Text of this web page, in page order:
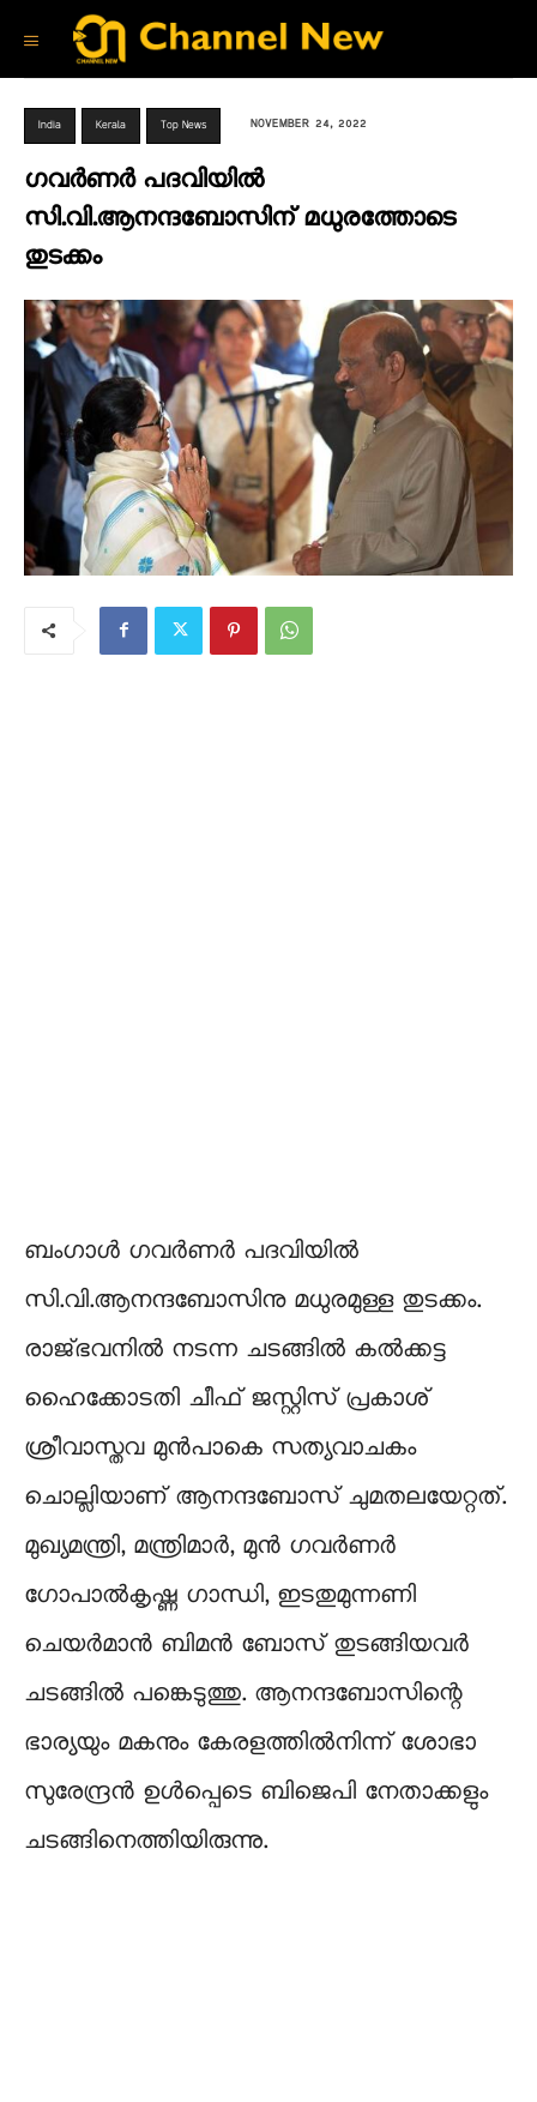
India Kerala Top News NOVEMBER 24, 2022
ഗവർണർ പദവിയിൽ
സി.വി.ആനന്ദബോസിന് മധുരത്തോടെ
തുടക്കം
ബംഗാൾ ഗവർണർ പദവിയിൽ
സി.വി.ആനന്ദബോസിനു മധുരമുള്ള തുടക്കം.
രാജ്ഭവനിൽ നടന്ന ചടങ്ങിൽ കൽക്കട്ട
ഹൈക്കോടതി ചീഫ് ജസ്റ്റിസ് പ്രകാശ്
ശ്രീവാസ്തവ മുൻപാകെ സത്യവാചകം
ചൊല്ലിയാണ് ആനന്ദബോസ് ചുമതലയേറ്റത്.
മുഖ്യമന്ത്രി, മന്ത്രിമാർ, മുൻ ഗവർണർ
ഗോപാൽകൃഷ്ണ ഗാന്ധി, ഇടതുമുന്നണി
ചെയർമാൻ ബിമൻ ബോസ് തുടങ്ങിയവർ
ചടങ്ങിൽ പങ്കെടുത്തു. ആനന്ദബോസിന്റെ
ഭാര്യയും മകനും കേരളത്തിൽനിന്ന് ശോഭാ
സുരേന്ദ്രൻ ഉൾപ്പെടെ ബിജെപി നേതാക്കളും
ചടങ്ങിനെത്തിയിരുന്നു.